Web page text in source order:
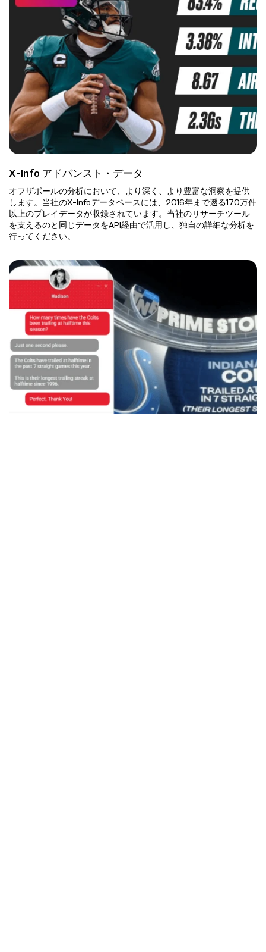
X-Info アドバンスト・データ
オフザボールの分析において、より深く、より豊富な洞察を提供
します。当社のX-Infoデータベースには、2016年まで遡る170万件
以上のプレイデータが収録されています。当社のリサーチツール
を支えるのと同じデータをAPI経由で活用し、独自の詳細な分析を
行ってください。